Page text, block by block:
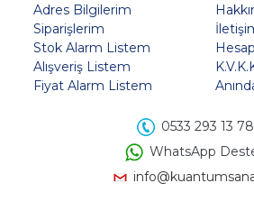
Adres Bilgilerim
Siparişlerim
Stok Alarm Listem
Alışveriş Listem
Fiyat Alarm Listem
0533 293 13 78
WhatsApp